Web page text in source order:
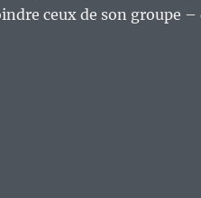
ceux de son groupe